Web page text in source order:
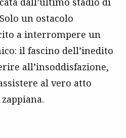
un ostacolo
a interrompere un
il fascino dell’inedito
all’insoddisfazione,
al vero atto